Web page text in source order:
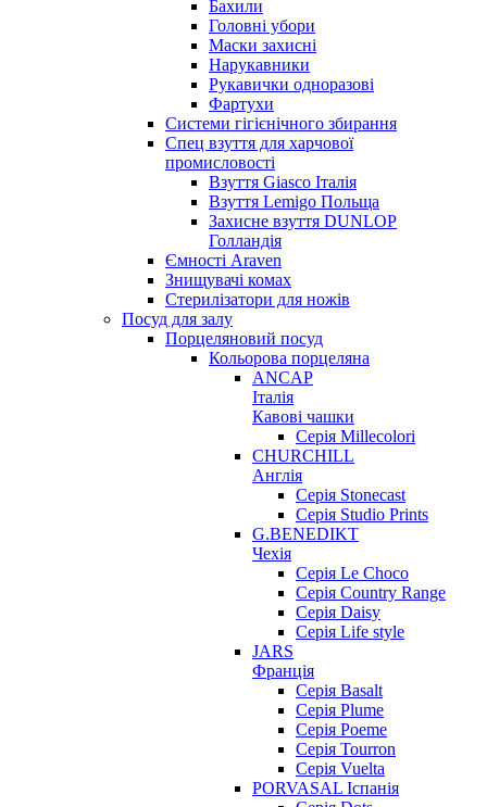
Бахили
Головні убори
Маски захисні
Нарукавники
Рукавички одноразові
Фартухи
Системи гігієнічного збирання
Спец взуття для харчової
промисловості
Взуття Giasco Італія
Взуття Lemigo Польща
Захисне взуття DUNLOP
Голландія
Ємності Araven
Знищувачі комах
Стерилізатори для ножів
Посуд для залу
Порцеляновий посуд
Кольорова порцеляна
ANCAP
Італія
Кавові чашки
Серія Millecolori
CHURCHILL
Англія
Серія Stonecast
Серія Studio Prints
G.BENEDIKT
Чехія
Cерія Le Choco
Серія Country Range
Серія Daisy
Серія Life style
JARS
Франція
Серія Basalt
Серія Plume
Серія Poeme
Серія Tourron
Серія Vuelta
PORVASAL Іспанія